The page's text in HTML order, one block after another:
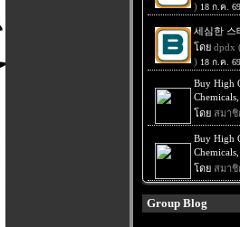
Group Blog